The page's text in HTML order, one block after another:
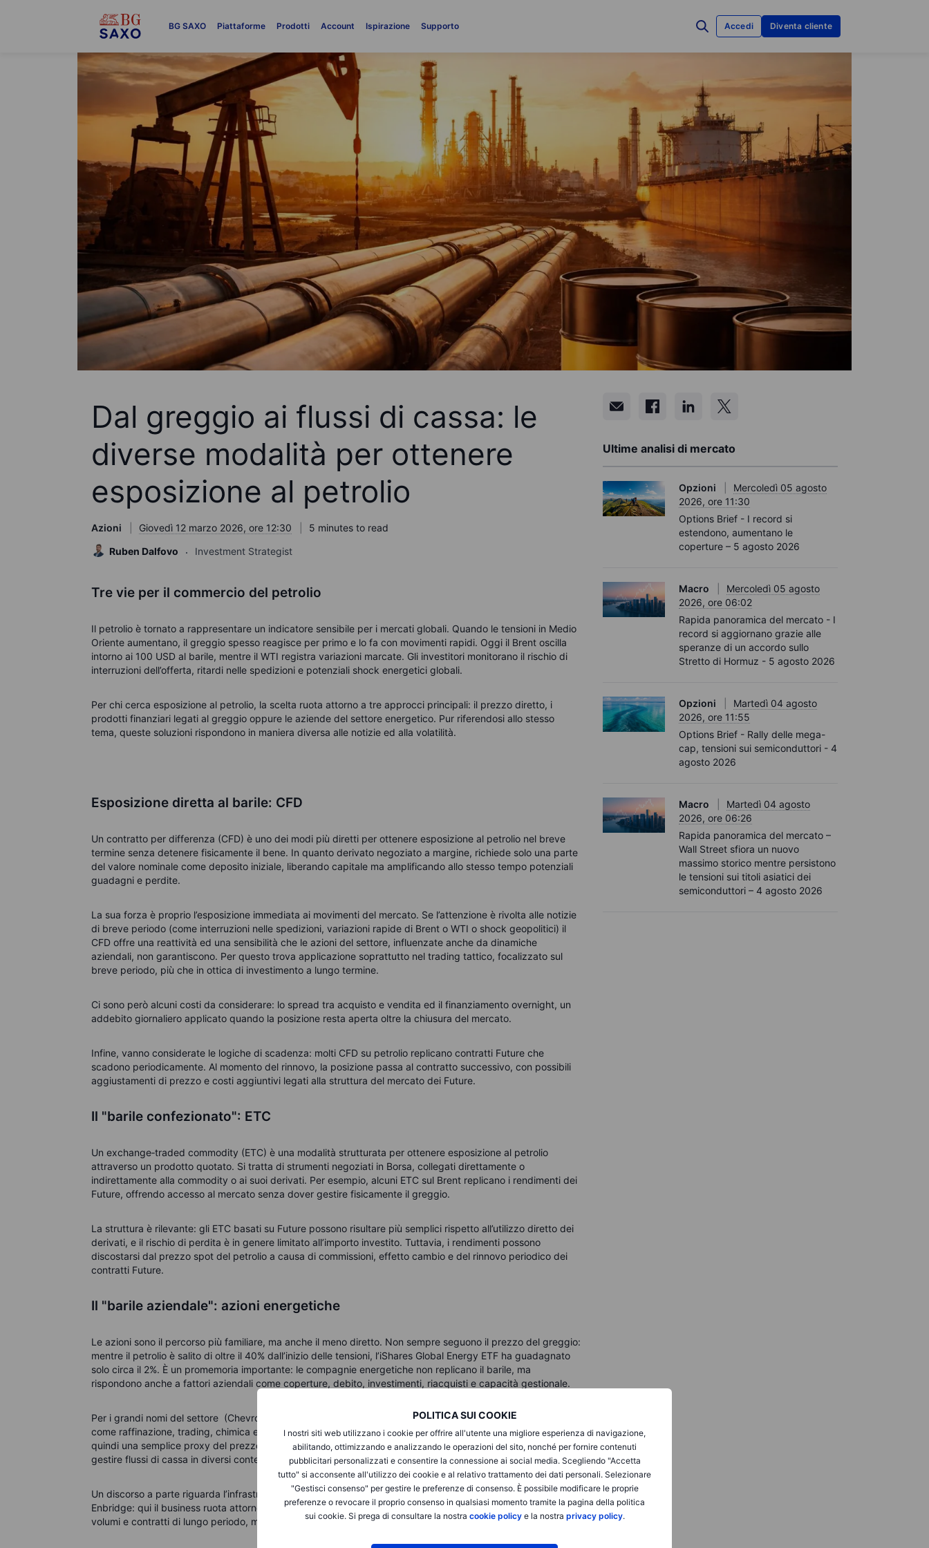
BG SAXO Piattaforme Prodotti Account Ispirazione Supporto Accedi Diventa cliente
POLITICA SUI COOKIE
I nostri siti web utilizzano i cookie per offrire all'utente una migliore esperienza di navigazione,
abilitando, ottimizzando e analizzando le operazioni del sito, nonché per fornire contenuti
pubblicitari personalizzati e consentire la connessione ai social media. Scegliendo "Accetta
tutto" si acconsente all'utilizzo dei cookie e al relativo trattamento dei dati personali. Selezionare
"Gestisci consenso" per gestire le preferenze di consenso. È possibile modificare le proprie
preferenze o revocare il proprio consenso in qualsiasi momento tramite la pagina della politica
sui cookie. Si prega di consultare la nostra cookie policye la nostra privacy policy.
Dal greggio ai flussi di cassa: le
diverse modalità per ottenere
esposizione al petrolio
Azioni Giovedì 12 marzo 2026, ore 12:30
5 minutes to read
Ruben Dalfovo
Investment Strategist
Tre vie per il commercio del petrolio
Il petrolio è tornato a rappresentare un indicatore sensibile per i mercati globali. Quando le tensioni in Medio
Oriente aumentano, il greggio spesso reagisce per primo e lo fa con movimenti rapidi. Oggi il Brent oscilla
intorno ai 100 USD al barile, mentre il WTI registra variazioni marcate. Gli investitori monitorano il rischio di
interruzioni dell’offerta, ritardi nelle spedizioni e potenziali shock energetici globali.
Per chi cerca esposizione al petrolio, la scelta ruota attorno a tre approcci principali: il prezzo diretto, i
prodotti finanziari legati al greggio oppure le aziende del settore energetico. Pur riferendosi allo stesso
tema, queste soluzioni rispondono in maniera diversa alle notizie ed alla volatilità.
Esposizione diretta al barile: CFD
Un contratto per differenza (CFD) è uno dei modi più diretti per ottenere esposizione al petrolio nel breve
termine senza detenere fisicamente il bene. In quanto derivato negoziato a margine, richiede solo una parte
del valore nominale come deposito iniziale, liberando capitale ma amplificando allo stesso tempo potenziali
guadagni e perdite.
La sua forza è proprio l’esposizione immediata ai movimenti del mercato. Se l’attenzione è rivolta alle notizie
di breve periodo (come interruzioni nelle spedizioni, variazioni rapide di Brent o WTI o shock geopolitici) il
CFD offre una reattività ed una sensibilità che le azioni del settore, influenzate anche da dinamiche
aziendali, non garantiscono. Per questo trova applicazione soprattutto nel trading tattico, focalizzato sul
breve periodo, più che in ottica di investimento a lungo termine.
Ci sono però alcuni costi da considerare: lo spread tra acquisto e vendita ed il finanziamento overnight, un
addebito giornaliero applicato quando la posizione resta aperta oltre la chiusura del mercato.
Infine, vanno considerate le logiche di scadenza: molti CFD su petrolio replicano contratti Future che
scadono periodicamente. Al momento del rinnovo, la posizione passa al contratto successivo, con possibili
aggiustamenti di prezzo e costi aggiuntivi legati alla struttura del mercato dei Future.
Il "barile confezionato": ETC
Un exchange‑traded commodity (ETC) è una modalità strutturata per ottenere esposizione al petrolio
attraverso un prodotto quotato. Si tratta di strumenti negoziati in Borsa, collegati direttamente o
indirettamente alla commodity o ai suoi derivati. Per esempio, alcuni ETC sul Brent replicano i rendimenti dei
Future, offrendo accesso al mercato senza dover gestire fisicamente il greggio.
La struttura è rilevante: gli ETC basati su Future possono risultare più semplici rispetto all’utilizzo diretto dei
derivati, e il rischio di perdita è in genere limitato all’importo investito. Tuttavia, i rendimenti possono
discostarsi dal prezzo spot del petrolio a causa di commissioni, effetto cambio e del rinnovo periodico dei
contratti Future.
Il "barile aziendale": azioni energetiche
Le azioni sono il percorso più familiare, ma anche il meno diretto. Non sempre seguono il prezzo del greggio:
mentre il petrolio è salito di oltre il 40% dall’inizio delle tensioni, l’iShares Global Energy ETF ha guadagnato
solo circa il 2%. È un promemoria importante: le compagnie energetiche non replicano il barile, ma
rispondono anche a fattori aziendali come coperture, debito, investimenti, riacquisti e capacità gestionale.
Per i grandi nomi del settore (Chevron, BP, Shell) l’esposizione al petrolio si combina con attività integrate
come raffinazione, trading, chimica e gas, che smorzano l’impatto delle oscillazioni giornaliere. Non sono
quindi una semplice proxy del prezzo del greggio: la loro solidità dipende dalla capacità di generare e
gestire flussi di cassa in diversi contesti di mercato.
Un discorso a parte riguarda l’infrastruttura energetica e il segmento midstream, come Kinder Morgan o
Enbridge: qui il business ruota attorno a trasporto e stoccaggio, con modelli più vicini a “pedaggi” regolati da
volumi e contratti di lungo periodo, meno sensibili alle variazioni del prezzo spot.
Ultime analisi di mercato
Opzioni
Mercoledì 05 agosto
2026, ore 11:30
Options Brief - I record si
estendono, aumentano le
coperture – 5 agosto 2026
Macro
Mercoledì 05 agosto
2026, ore 06:02
Rapida panoramica del mercato - I
record si aggiornano grazie alle
speranze di un accordo sullo
Stretto di Hormuz - 5 agosto 2026
Opzioni
Martedì 04 agosto
2026, ore 11:55
Options Brief - Rally delle mega-
cap, tensioni sui semiconduttori - 4
agosto 2026
Macro
Martedì 04 agosto
2026, ore 06:26
Rapida panoramica del mercato –
Wall Street sfiora un nuovo
massimo storico mentre persistono
le tensioni sui titoli asiatici dei
semiconduttori – 4 agosto 2026